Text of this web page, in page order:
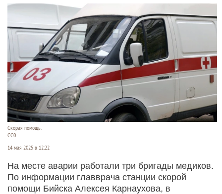
Скорая помощь.
СС0
14 мая 2025 в 12:22
На месте аварии работали три бригады медиков.
По информации главврача станции скорой
помощи Бийска Алексея Карнаухова, в